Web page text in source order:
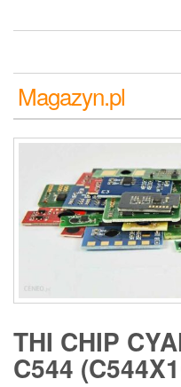
Magazyn.pl
THI CHIP
C544